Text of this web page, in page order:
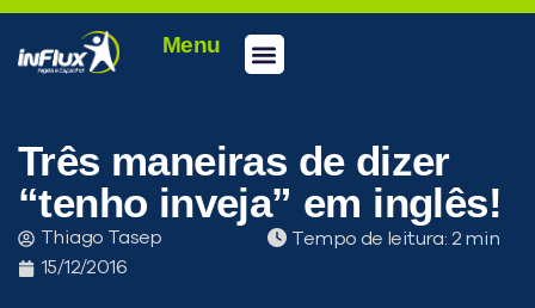
Menu
Três maneiras de dizer
“tenho inveja” em inglês!
Thiago Tasep
15/12/2016
Tempo de leitura: